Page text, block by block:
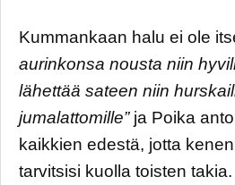
Kummankaan halu ei ole
aurinkonsa nousta niin
lähettää sateen niin
jumalattomille” ja Poika
kaikkien edestä, jotta
tarvitsisi kuolla toisten